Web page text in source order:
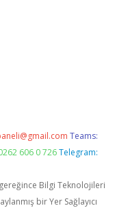
Teams:
606 0 726 Telegram:
gereğince Bilgi Teknolojileri
bir Yer Sağlayıcı